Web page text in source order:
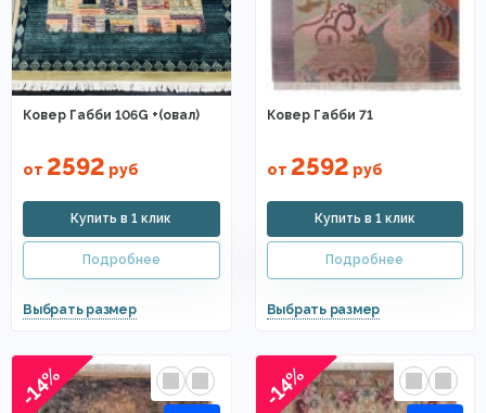
Ковер Габби 106G +(овал)
от 2592 руб
Ковер Габби 71
от 2592 руб
-14% -14%